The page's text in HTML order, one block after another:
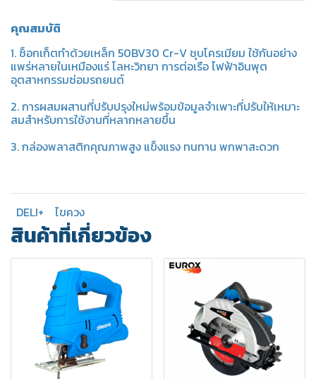
คุณสมบัติ
1. ซ็อกเก็ตทำด้วยเหล็ก 50BV30 Cr-V ชุบโครเมียม ใช้กันอย่าง
แพร่หลายในเหมืองแร่ โลหะวิทยา การต่อเรือ ไฟฟ้าอินพุต
อุตสาหกรรมซ่อมรถยนต์
2. การผสมผสานที่ปรับปรุงใหม่พร้อมข้อมูลจำเพาะที่ปรับให้เหมาะ
สมสำหรับการใช้งานที่หลากหลายขึ้น
3. กล่องพลาสติกคุณภาพสูง แข็งแรง ทนทาน พกพาสะดวก
DELI+ ไขควง
สินค้าที่เกี่ยวข้อง